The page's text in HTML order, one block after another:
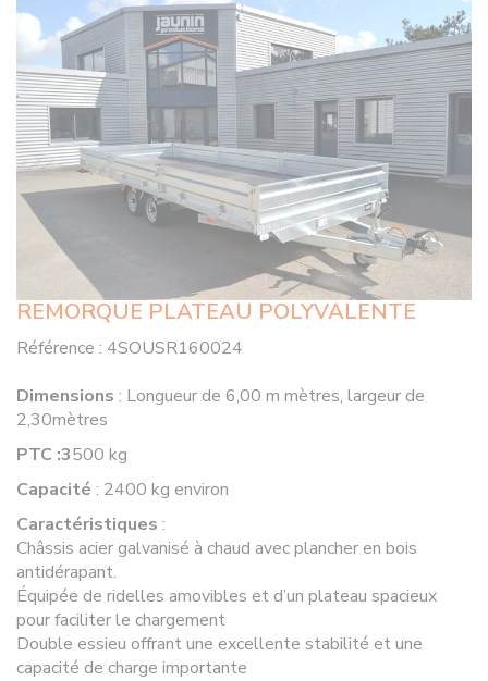
REMORQUE PLATEAU POLYVALENTE
Référence : 4SOUSR160024
Dimensions : Longueur de 6,00 m mètres, largeur de
2,30mètres
PTC :3500 kg
Capacité : 2400 kg environ
Caractéristiques :
Châssis acier galvanisé à chaud avec plancher en bois
antidérapant.
Équipée de ridelles amovibles et d’un plateau spacieux
pour faciliter le chargement
Double essieu offrant une excellente stabilité et une
capacité de charge importante